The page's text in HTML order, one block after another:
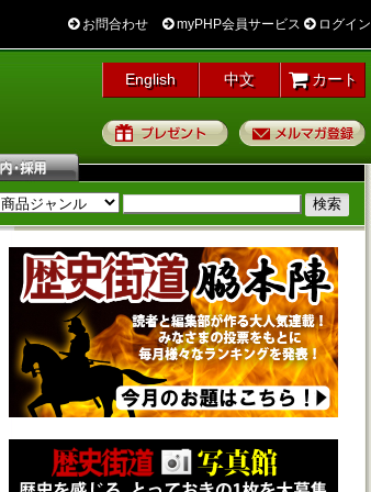
お問合わせ myPHP会員サービス ログイン
English 中文 カート
プレゼント